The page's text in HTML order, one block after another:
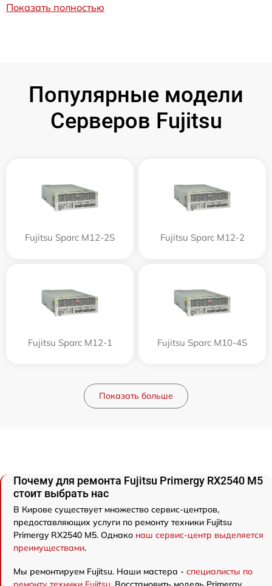
Показать полностью
Популярные модели
Серверов Fujitsu
Fujitsu Sparc M12-2S Fujitsu Sparc M12-2
Fujitsu Sparc M12-1 Fujitsu Sparc M10-4S
Показать больше
Почему для ремонта Fujitsu Primergy RX2540 M5
стоит выбрать нас
В Кирове существует множество сервис-центров,
предоставляющих услуги по ремонту техники Fujitsu
Primergy RX2540 M5. Однако наш сервис-центр выделяется
преимуществами.
Мы ремонтируем Fujitsu. Наши мастера - специалисты по